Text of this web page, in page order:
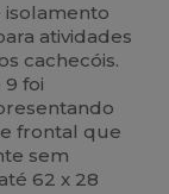
isolamento
atividades
cachecóis.
foi
frontal que
sem
62 x 28